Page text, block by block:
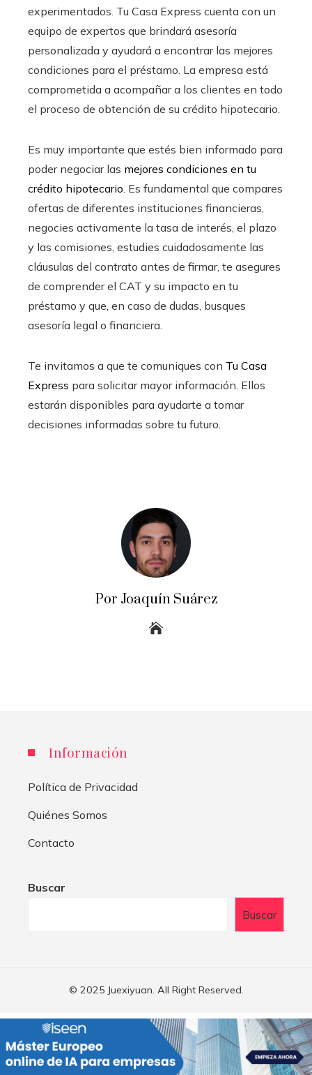
experimentados. Tu Casa Express cuenta con un
equipo de expertos que brindará asesoría
personalizada y ayudará a encontrar las mejores
condiciones para el préstamo. La empresa está
comprometida a acompañar a los clientes en todo
el proceso de obtención de su crédito hipotecario.
Es muy importante que estés bien informado para
poder negociar las mejores condiciones en tu
crédito hipotecario. Es fundamental que compares
ofertas de diferentes instituciones financieras,
negocies activamente la tasa de interés, el plazo
y las comisiones, estudies cuidadosamente las
cláusulas del contrato antes de firmar, te asegures
de comprender el CAT y su impacto en tu
préstamo y que, en caso de dudas, busques
asesoría legal o financiera.
Te invitamos a que te comuniques con Tu Casa
Express para solicitar mayor información. Ellos
estarán disponibles para ayudarte a tomar
decisiones informadas sobre tu futuro.
Por Joaquín Suárez
Información
Política de Privacidad
Quiénes Somos
Contacto
Buscar
Buscar
© 2025 Juexiyuan. All Right Reserved.